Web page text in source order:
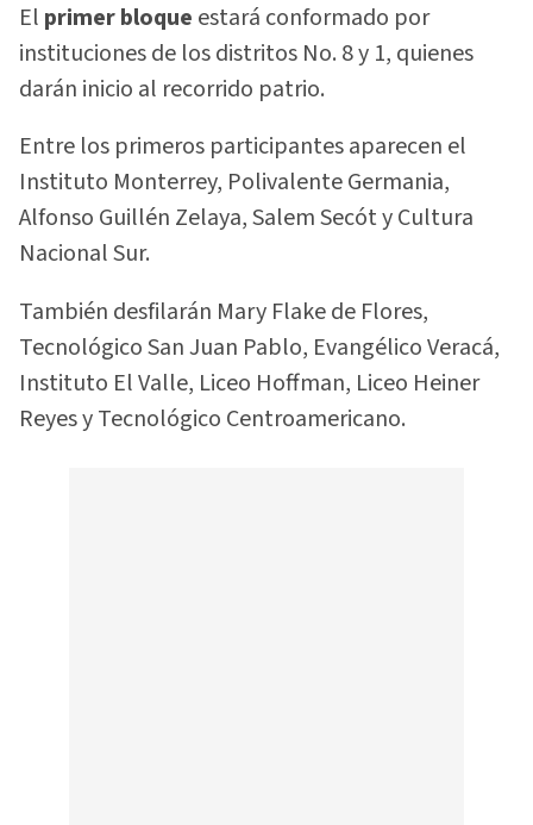
El primer bloque estará conformado por
instituciones de los distritos No. 8 y 1, quienes
darán inicio al recorrido patrio.
Entre los primeros participantes aparecen el
Instituto Monterrey, Polivalente Germania,
Alfonso Guillén Zelaya, Salem Secót y Cultura
Nacional Sur.
También desfilarán Mary Flake de Flores,
Tecnológico San Juan Pablo, Evangélico Veracá,
Instituto El Valle, Liceo Hoffman, Liceo Heiner
Reyes y Tecnológico Centroamericano.